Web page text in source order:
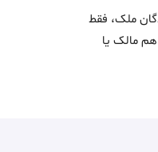
ملک، فقط
هم مالک یا